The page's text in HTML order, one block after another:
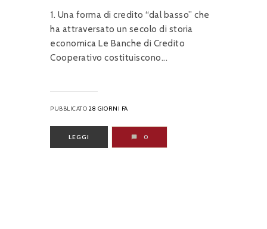
1. Una forma di credito “dal basso” che
ha attraversato un secolo di storia
economica Le Banche di Credito
Cooperativo costituiscono...
PUBBLICATO 28 GIORNI FA
LEGGI 0